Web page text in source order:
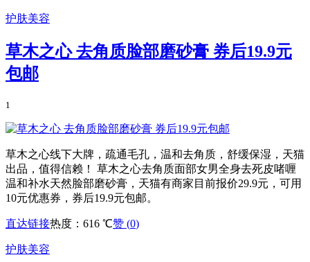
护肤美容
草木之心 去角质脸部磨砂膏 券后19.9元
包邮
1
草木之心线下大牌，疏通毛孔，温和去角质，舒缓保湿，天猫
出品，值得信赖！ 草木之心去角质面部女男全身去死皮啫喱
温和补水天然脸部磨砂膏，天猫有商家目前报价29.9元，可用
10元优惠券，券后19.9元包邮。
直达链接热度：616 ℃赞 (0)
护肤美容